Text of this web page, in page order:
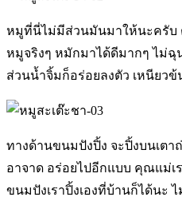
หมูที่นี่ไม่มีส่วนมันมาให้นะครับ
หมูจริงๆ หมักมาได้ดีมากๆ ไม่ฉุ
ส่วนน้ำจิ้มก็อร่อยลงตัว เหนียว
ทางด้านขนมปังปิ้ง จะปิ้งบนเตา
อาจาด อร่อยไปอีกแบบ คุณแม่เ
ขนมปังเราปิ้งเองที่บ้านก็ได้นะ